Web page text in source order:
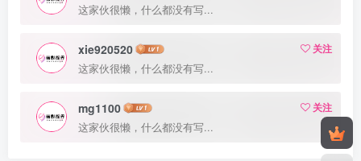
这家伙很懒，什么都没有写...
xie920520
关注
这家伙很懒，什么都没有写...
mg1100
关注
这家伙很懒，什么都没有写...